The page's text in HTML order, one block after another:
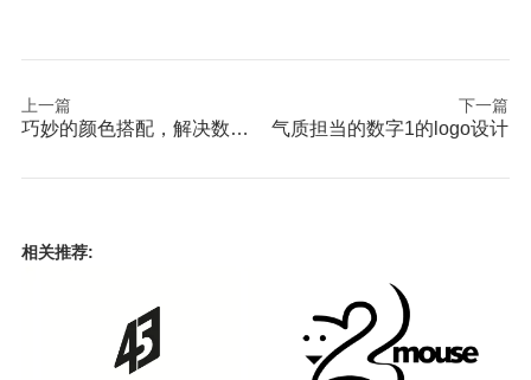
上一篇
巧妙的颜色搭配，解决数字1标志的缺陷
下一篇
气质担当的数字1的logo设计
相关推荐: